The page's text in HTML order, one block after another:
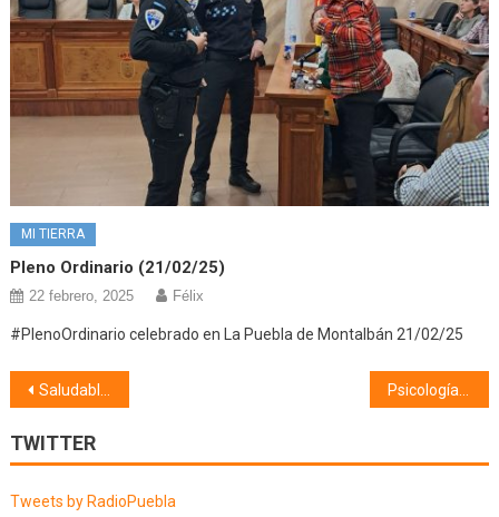
MI TIERRA
Pleno Ordinario (21/02/25)
22 febrero, 2025 Félix
#PlenoOrdinario celebrado en La Puebla de Montalbán 21/02/25
Navegación
de
entradas
Saludable (27/11/19) Gripe Psicología (28/11/19)
TWITTER
Tweets by RadioPuebla